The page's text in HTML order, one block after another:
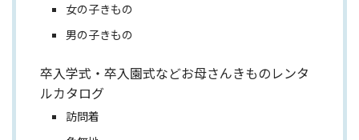
女の子きもの
男の子きもの
卒入学式・卒入園式などお母さんきものレンタ
ルカタログ
訪問着